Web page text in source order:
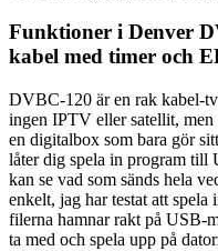
Funktioner i Denver
kabel med timer och
DVBC-120 är en rak kabel-
ingen IPTV eller satellit, men
en digitalbox som bara gör
låter dig spela in program till
kan se vad som sänds hela
enkelt, jag har testat att
filerna hamnar rakt på USB-
ta med och spela upp på